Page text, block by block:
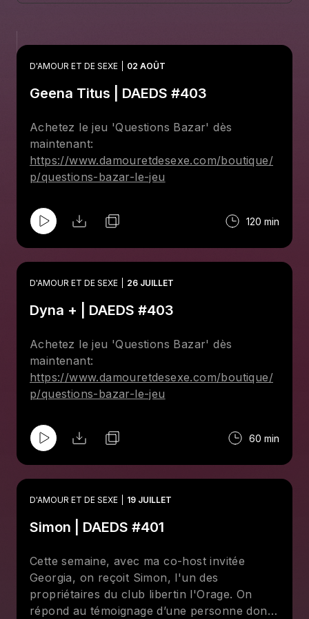
D'AMOUR ET DE SEXE 02 AOÛT
Geena Titus | DAEDS #403
Achetez le jeu 'Questions Bazar' dès
maintenant:
https://www.damouretdesexe.com/boutique/
p/questions-bazar-le-jeu
120 min
D'AMOUR ET DE SEXE 26 JUILLET
Dyna + | DAEDS #403
Achetez le jeu 'Questions Bazar' dès
maintenant:
https://www.damouretdesexe.com/boutique/
p/questions-bazar-le-jeu
60 min
D'AMOUR ET DE SEXE 19 JUILLET
Simon | DAEDS #401
Cette semaine, avec ma co-host invitée
Georgia, on reçoit Simon, l'un des
propriétaires du club libertin l'Orage. On
répond au témoignage d’une personne dont